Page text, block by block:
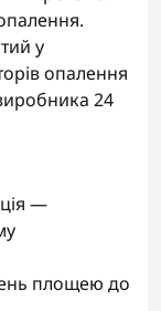
у
опалення
24
—
площею до